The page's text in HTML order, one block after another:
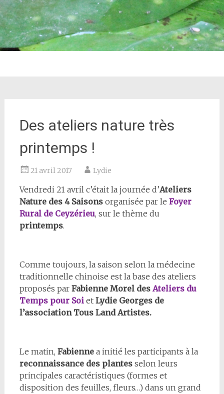
Des ateliers nature très
printemps !
21 avril 2017 Lydie
Vendredi 21 avril c’était la journée d’Ateliers
Nature des 4 Saisonsorganisée par le Foyer
Rural de Ceyzérieu, sur le thème du
printemps.
Comme toujours, la saison selon la médecine
traditionnelle chinoise est la base des ateliers
proposés par Fabienne Morel desAteliers du
Temps pour Soiet Lydie Georges de
l’association Tous Land Artistes.
Le matin, Fabiennea initié les participants à la
reconnaissance des plantesselon leurs
principales caractéristiques (formes et
disposition des feuilles, fleurs…) dans un grand